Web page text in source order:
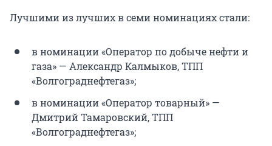
Лучшими из лучших в семи номинациях стали:
в номинации «Оператор по добыче нефти и
газа» — Александр Калмыков, ТПП
«Волгограднефтегаз»;
в номинации «Оператор товарный» —
Дмитрий Тамаровский, ТПП
«Волгограднефтегаз»;